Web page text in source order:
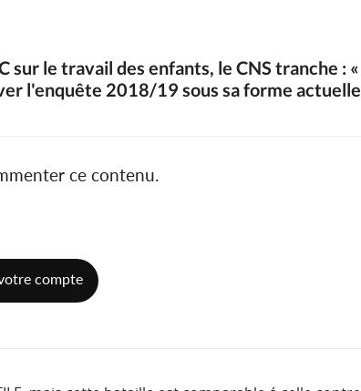
sur le travail des enfants, le CNS tranche : «
l'enquête 2018/19 sous sa forme actuelle
ce contenu.
compte